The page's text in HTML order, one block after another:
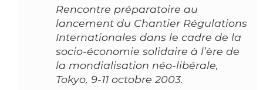
Rencontre préparatoire au
lancement du Chantier Régulations
Internationales dans le cadre de la
socio-économie solidaire à l’ère de
la mondialisation néo-libérale,
Tokyo, 9-11 octobre 2003.